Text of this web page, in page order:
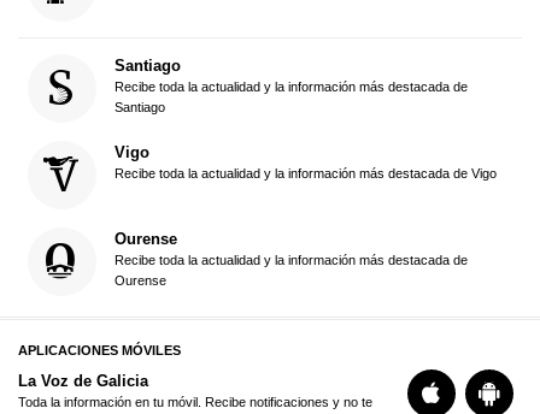
Santiago
Recibe toda la actualidad y la información más destacada de
Santiago
Vigo
Recibe toda la actualidad y la información más destacada de Vigo
Ourense
Recibe toda la actualidad y la información más destacada de
Ourense
APLICACIONES MÓVILES
La Voz de Galicia
Toda la información en tu móvil. Recibe notificaciones y no te